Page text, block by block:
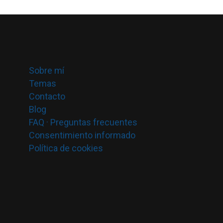
Sobre mí
Temas
Contacto
Blog
FAQ · Preguntas frecuentes
Consentimiento informado
Política de cookies